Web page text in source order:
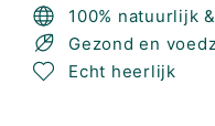
100% natuurlijk
Gezond en
Echt heerlijk